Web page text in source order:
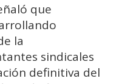
que
la
sindicales
definitiva del